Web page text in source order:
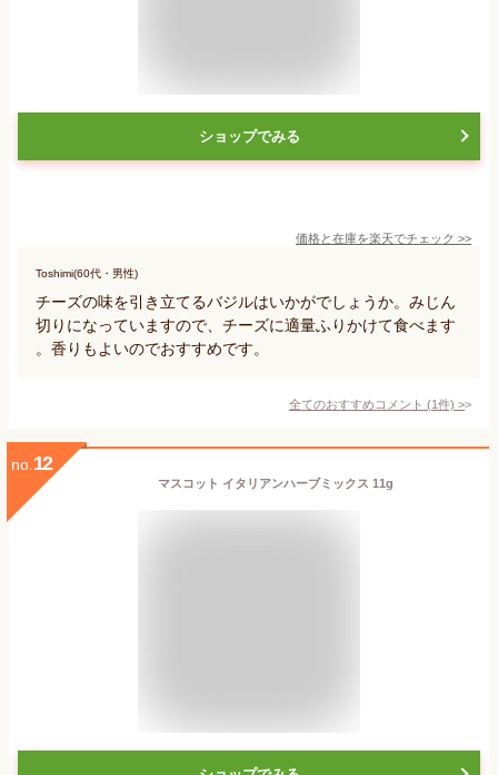
ショップでみる
価格と在庫を楽天でチェック >>
Toshimi(60代・男性)
チーズの味を引き立てるバジルはいかがでしょうか。みじん
切りになっていますので、チーズに適量ふりかけて食べます
。香りもよいのでおすすめです。
全てのおすすめコメント (1件) >
no. 12
マスコット イタリアンハーブミックス 11g